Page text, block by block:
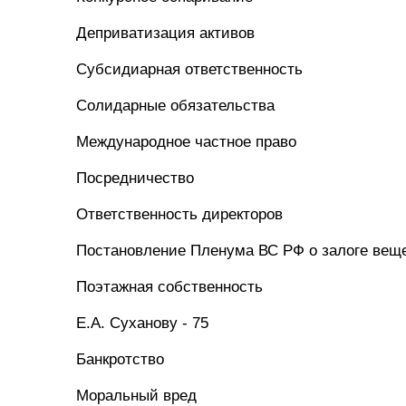
Деприватизация активов
Субсидиарная ответственность
Солидарные обязательства
Международное частное право
Посредничество
Ответственность директоров
Постановление Пленума ВС РФ о залоге
Поэтажная собственность
Е.А. Суханову - 75
Банкротство
Моральный вред